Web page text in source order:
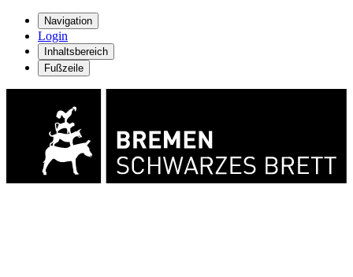
Navigation
Login
Inhaltsbereich
Fußzeile